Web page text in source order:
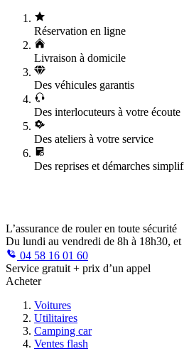
Réservation en ligne
Livraison à domicile
Des véhicules garantis
Des interlocuteurs à votre écoute
Des ateliers à votre service
Des reprises et démarches
L’assurance de rouler en toute sécurité
Du lundi au vendredi de 8h à 18h30, et
04 58 16 01 60
Service gratuit + prix d’un appel
Acheter
Voitures
Utilitaires
Camping car
Ventes flash